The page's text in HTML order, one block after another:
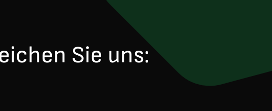
Sie uns: